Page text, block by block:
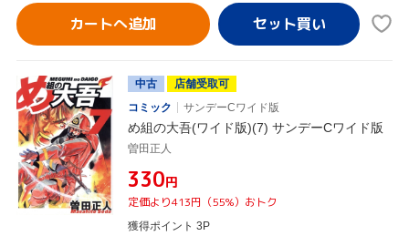
カートへ追加
中古
店舗受取可
コミック
サンデーCワイド版
め組の大吾(ワイド版)(7) サンデーCワイド版
曽田正人
¥330円
定価より413円（55%）おトク
獲得ポイント 3P